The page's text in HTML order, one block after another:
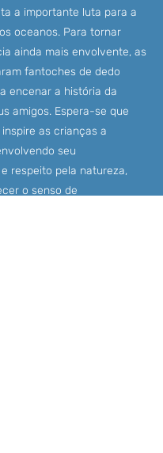
a importante luta para a
oceanos. Para tornar
ainda mais envolvente, as
fantoches de dedo
encenar a história da
amigos. Espera-se que
as crianças a
seu
respeito pela natureza,
o senso de